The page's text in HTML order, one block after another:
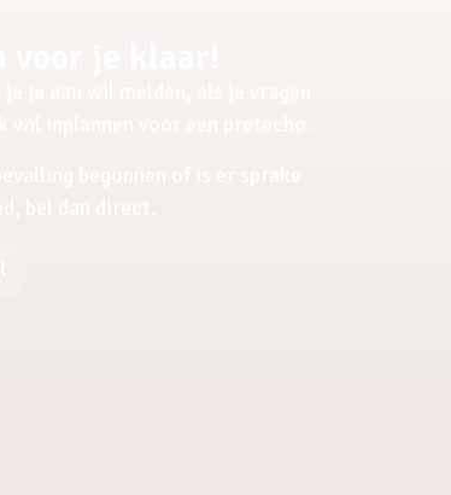
je aan wil melden, als je vragen
inplannen voor een pretecho.
begonnen of is er sprake